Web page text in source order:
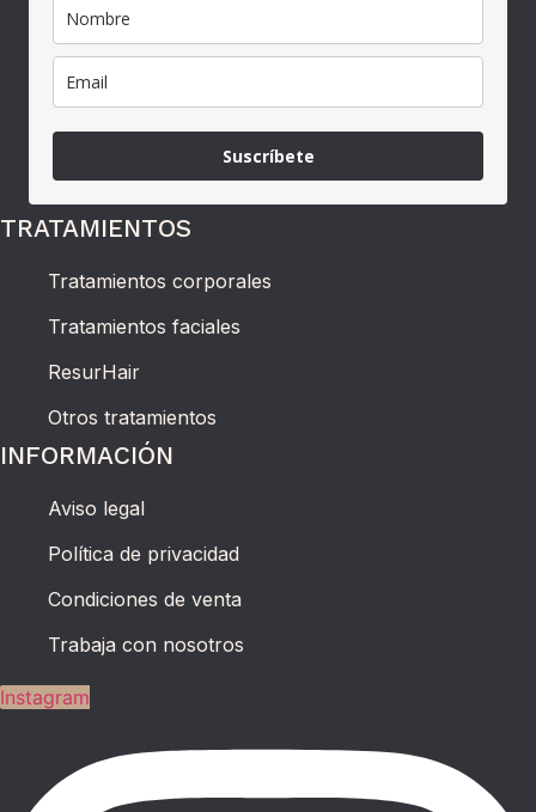
Suscríbete
TRATAMIENTOS
Tratamientos corporales
Tratamientos faciales
ResurHair
Otros tratamientos
INFORMACIÓN
Aviso legal
Política de privacidad
Condiciones de venta
Trabaja con nosotros
Instagram